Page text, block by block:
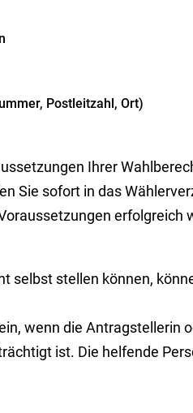
Postleitzahl, Ort)
Ihrer
Sie sofort in das
erfolgreich
selbst stellen können,
wenn die Antragstellerin
ist. Die helfende